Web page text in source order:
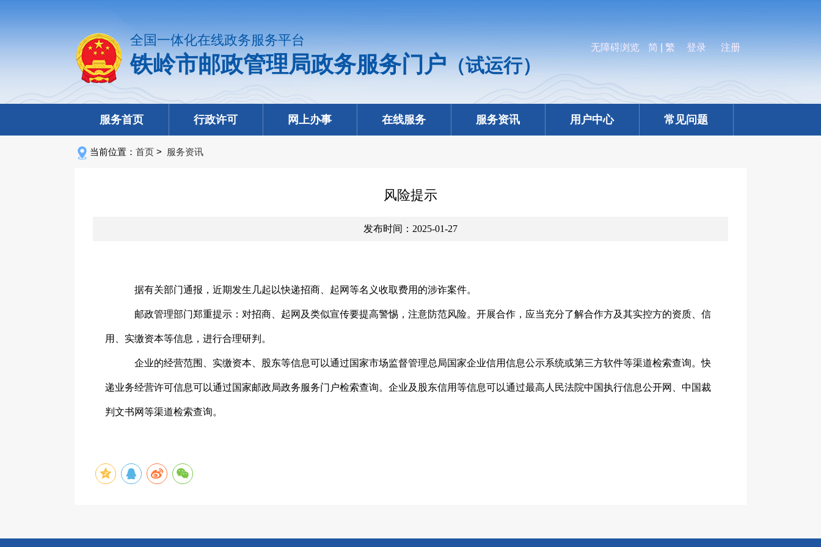
全国一体化在线政务服务平台
铁岭市邮政管理局政务服务门户（试运行）
无障碍浏览 简 繁 登录 注册
服务首页 行政许可 网上办事 在线服务 服务资讯 用户中心 常见问题
当前位置： 首页 > 服务资讯
风险提示
发布时间：2025-01-27
据有关部门通报，近期发生几起以快递招商、起网等名义收取费用的涉诈案件。
邮政管理部门郑重提示：对招商、起网及类似宣传要提高警惕，注意防范风险。开展合作，应当充分了解合作方及其实控方的资质、信
用、实缴资本等信息，进行合理研判。
企业的经营范围、实缴资本、股东等信息可以通过国家市场监督管理总局国家企业信用信息公示系统或第三方软件等渠道检索查询。快
递业务经营许可信息可以通过国家邮政局政务服务门户检索查询。企业及股东信用等信息可以通过最高人民法院中国执行信息公开网、中国裁
判文书网等渠道检索查询。